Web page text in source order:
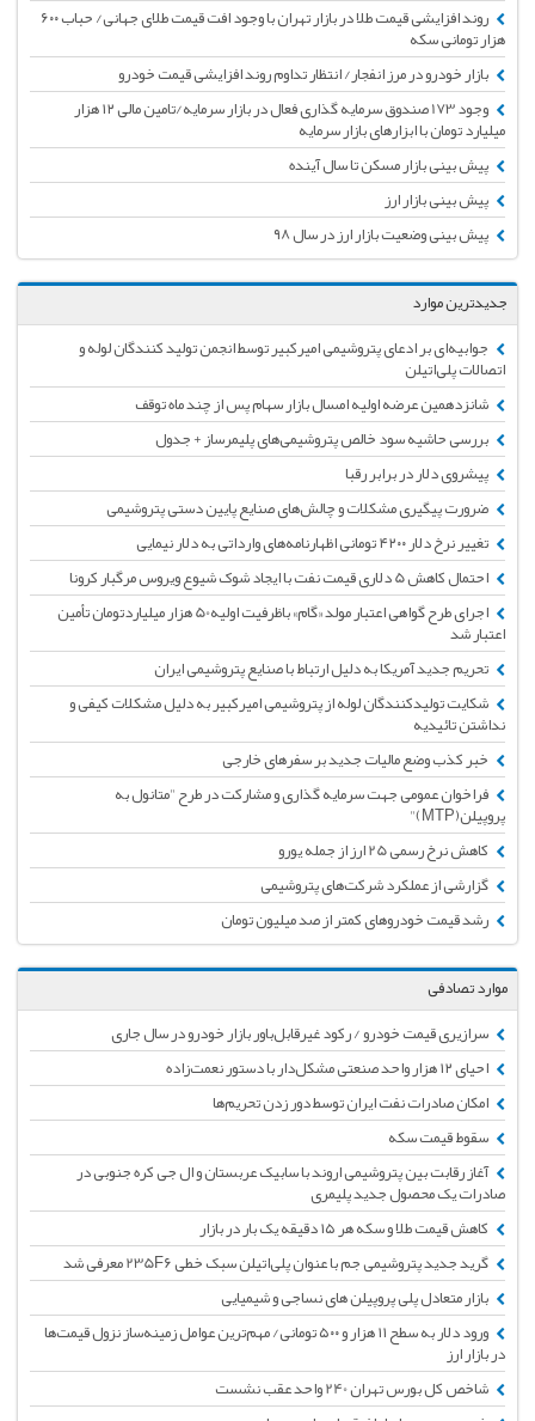
روند افزایشی قیمت طلا در بازار تهران با وجود افت قیمت طلای جهانی/ حباب ۶۰۰
هزار تومانی سکه
بازار خودرو در مرز انفجار/ انتظار تداوم روند افزایشی قیمت خودرو
وجود 173 صندوق سرمایه گذاری فعال در بازار سرمایه/تامین مالی ۱۲ هزار
میلیارد تومان با ابزارهای بازار سرمایه
پیش بینی بازار مسکن تا سال آینده
پیش بینی بازار ارز
پیش بینی وضعیت بازار ارز در سال ۹۸
جدیدترین موارد
جوابیه‌ای بر ادعای پتروشیمی امیرکبیر توسط انجمن تولید کنندگان لوله و
اتصالات پلی‌اتیلن
شانزدهمین عرضه اولیه امسال بازار سهام پس از چند ماه توقف
بررسی حاشیه سود خالص پتروشیمی‌های پلیمرساز + جدول
پیشروی دلار در برابر رقبا
ضرورت پیگیری مشکلات و چالش‌های صنایع پایین دستی پتروشیمی
تغییر نرخ دلار ۴۲۰۰ تومانی اظهارنامه‌های وارداتی به دلار نیمایی
احتمال کاهش 5 دلاری قیمت نفت با ایجاد شوک شیوع ویروس مرگبار کرونا
اجرای طرح گواهی اعتبار مولد «گام» باظرفیت اولیه50 هزار میلیاردتومان تأمین
اعتبار شد
تحریم جدید آمریکا به دلیل ارتباط با صنایع پتروشیمی ایران
شکایت تولیدکنندگان لوله از پتروشیمی امیرکبیر به دلیل مشکلات کیفی و
نداشتن تائیدیه
خبر کذب وضع مالیات جدید بر سفرهای خارجی
فراخوان عمومی جهت سرمایه گذاری و مشارکت در طرح "متانول به
پروپیلن(MTP)"
کاهش نرخ رسمی 25 ارز از جمله یورو
گزارشی از عملکرد شرکت‌های پتروشیمی
رشد قیمت خودروهای کمتر از صد میلیون تومان
موارد تصادفی
سرازیری قیمت خودرو / رکود غیر‌قابل‌باور بازار خودرو در سال جاری
احیای ۱۲ هزار واحد صنعتی مشکل‌دار با دستور نعمت‌زاده
امکان صادرات نفت ایران توسط دور زدن تحریم‌ها
سقوط قیمت سکه
آغاز رقابت بین پتروشیمی اروند با سابیک عربستان و ال جی کره جنوبی در
صادرات یک محصول جدید پلیمری
کاهش قیمت طلا و سکه هر ۱۵ دقیقه یک بار در بازار
گرید جدید پتروشیمی جم با عنوان پلی‌اتیلن سبک خطی 235F6 معرفی شد
بازار متعادل پلی پروپیلن های نساجی و شیمیایی
ورود دلار به سطح ۱۱ هزار و ۵۰۰ تومانی/ مهم‌ترین عوامل زمینه‌ساز نزول قیمت‌ها
در بازار ارز
شاخص کل بورس تهران 240 واحد عقب نشست